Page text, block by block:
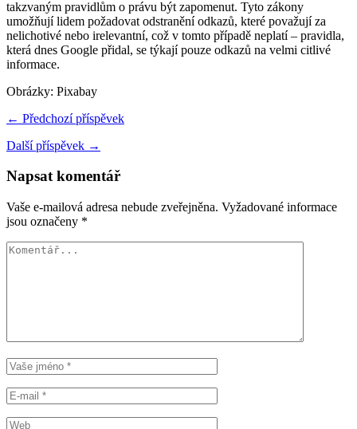
takzvaným pravidlům o právu být zapomenut. Tyto zákony
umožňují lidem požadovat odstranění odkazů, které považují za
nelichotivé nebo irelevantní, což v tomto případě neplatí – pravidla,
která dnes Google přidal, se týkají pouze odkazů na velmi citlivé
informace.
Obrázky: Pixabay
← Předchozí příspěvek
Další příspěvek →
Napsat komentář
Vaše e-mailová adresa nebude zveřejněna. Vyžadované informace
jsou označeny *